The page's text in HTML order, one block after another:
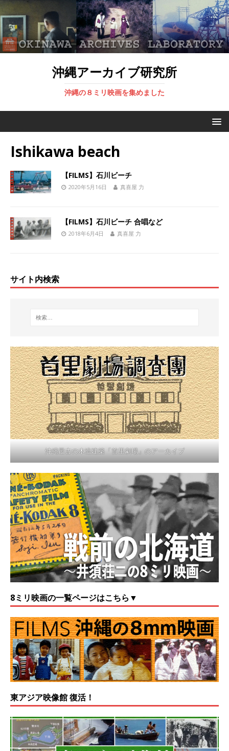
沖縄アーカイブ研究所
沖縄の８ミリ映画を集めました
Ishikawa beach
【FILMS】石川ビーチ
2020年5月16日 真喜屋 力
【FILMS】石川ビーチ 合唱など
2018年6月4日 真喜屋 力
サイト内検索
沖縄最古の木造建築「首里劇場」のアーカイブ
8ミリ映画の一覧ページはこちら▼
東アジア映像館 復活！